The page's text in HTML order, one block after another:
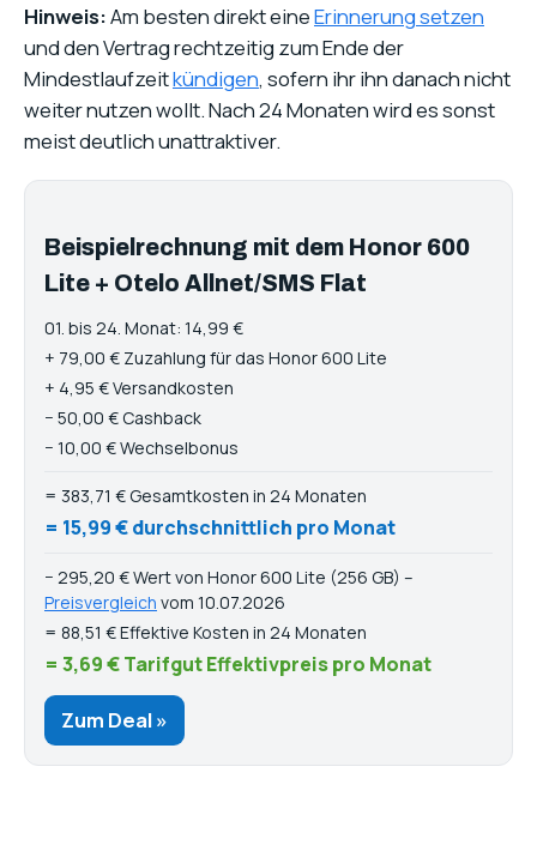
Hinweis:Am besten direkt eineErinnerung setzen
und den Vertrag rechtzeitig zum Ende der
Mindestlaufzeitkündigen, sofern ihr ihn danach nicht
weiter nutzen wollt. Nach 24 Monaten wird es sonst
meist deutlich unattraktiver.
Beispielrechnung mit dem Honor 600
Lite + Otelo Allnet/SMS Flat
01. bis 24. Monat: 14,99 €
+ 79,00 € Zuzahlung für das Honor 600 Lite
+ 4,95 € Versandkosten
− 50,00 € Cashback
− 10,00 € Wechselbonus
= 383,71 € Gesamtkosten in 24 Monaten
= 15,99 € durchschnittlich pro Monat
− 295,20 € Wert von Honor 600 Lite (256 GB) –
Preisvergleich vom 10.07.2026
= 88,51 € Effektive Kosten in 24 Monaten
= 3,69 € Tarifgut Effektivpreis pro Monat
Zum Deal »